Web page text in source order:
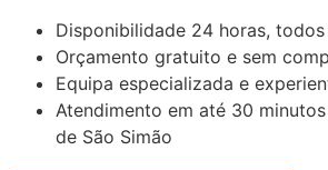
Disponibilidade 24 horas,
Orçamento gratuito e sem
Equipa especializada e
Atendimento em até 30
de São Simão